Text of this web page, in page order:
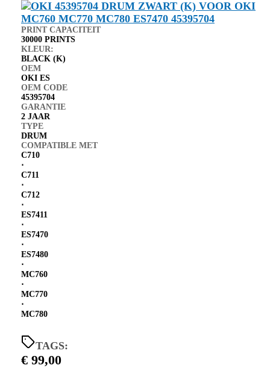
PRINT CAPACITEIT
30000 PRINTS
KLEUR:
BLACK (K)
OEM
OKI ES
OEM CODE
45395704
GARANTIE
2 JAAR
TYPE
DRUM
COMPATIBLE MET
C710
⋅
C711
⋅
C712
⋅
ES7411
⋅
ES7470
⋅
ES7480
⋅
MC760
⋅
MC770
⋅
MC780
TAGS:
€ 99,00